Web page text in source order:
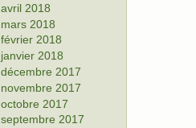
avril 2018
mars 2018
février 2018
janvier 2018
décembre 2017
novembre 2017
octobre 2017
septembre 2017